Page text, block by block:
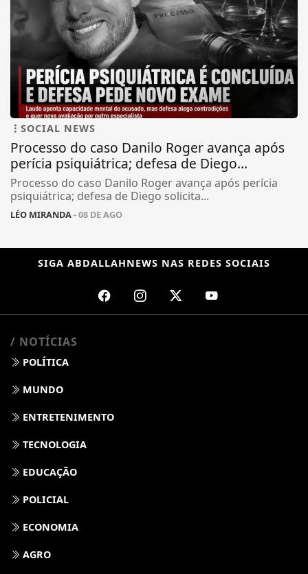
SOCIAL NEWS
Processo do caso Danilo Roger avança após
perícia psiquiátrica; defesa de Diego...
Processo do caso Danilo Roger avança após perícia
psiquiátrica; defesa de Diego solicita...
LÉO MIRANDA- 08 DE AGO
SIGA ABDALLAHNEWS NAS REDES SOCIAIS
/ NOTÍCIAS
POLÍTICA
MUNDO
ENTRETENIMENTO
TECNOLOGIA
EDUCAÇÃO
POLICIAL
ECONOMIA
AGRO